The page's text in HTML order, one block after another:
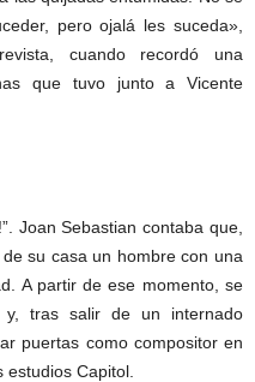
pero ojalá les suceda»,
cuando recordó una
que tuvo junto a Vicente
Joan Sebastian contaba que,
su casa un hombre con una
A partir de ese momento, se
y, tras salir de un internado
puertas como compositor en
Capitol.